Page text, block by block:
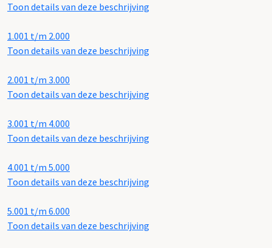
Toon details van deze beschrijving
1.001 t/m 2.000
Toon details van deze beschrijving
2.001 t/m 3.000
Toon details van deze beschrijving
3.001 t/m 4.000
Toon details van deze beschrijving
4.001 t/m 5.000
Toon details van deze beschrijving
5.001 t/m 6.000
Toon details van deze beschrijving